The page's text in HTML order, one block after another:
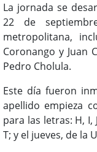
La jornada se
22 de
metropolitana,
Coronango y Juan
Pedro Cholula.
Este día fueron
apellido empieza
para las letras: H, I,
T; y el jueves, de la